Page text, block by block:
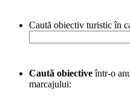
Caută obiectiv turistic în
Caută obiectiveîntr-o
marcajului: